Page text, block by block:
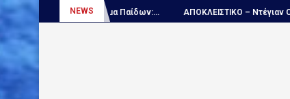
NEWS
Παίδων:... ΑΠΟΚΛΕΙΣΤΙΚΟ – Ντέγιαν Ουντόβιτσιτς...